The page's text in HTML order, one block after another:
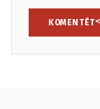
KOMENTĒT